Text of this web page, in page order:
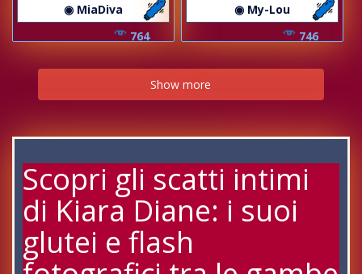
◉ MiaDiva
764
◉ My-Lou
746
Show more
Scopri gli scatti intimi
di Kiara Diane: i suoi
glutei e flash